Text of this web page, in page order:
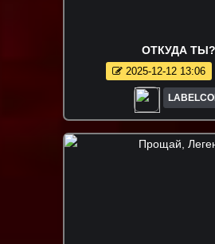
ОТКУДА ТЫ?
2025-12-12 13:06